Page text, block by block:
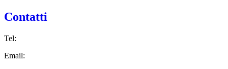
Contatti
Tel:
Email: